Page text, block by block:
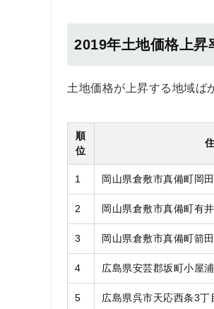
2019年土地価格上昇
土地価格が上昇する地域ば
順
位
1 岡山県倉敷市真備町岡
2 岡山県倉敷市真備町有
3 岡山県倉敷市真備町箭
4 広島県安芸郡坂町小屋
5 広島県呉市天応西条3丁